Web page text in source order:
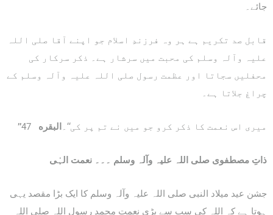
جائے۔
قابل صد تکریم ہے ہر وہ فرزندِ اسلام جو اپنے آقا صلی اللہ
علیہ وآلہ وسلم کی محبت میں سرشار ہے۔ ذکر سرکار کی
محفلیں سجاتا اور عظمت رسول صلی اللہ علیہ وآلہ وسلم کے
چراغ جلاتا ہے۔
’’ میری اس نعمت کا ذکر کرو جو میں نے تم پر کی‘‘۔ البقره
ذاتِ مصطفوی صلی اللہ علیہ وآلہ وسلم ۔۔۔ نعمت الہٰی
ہوتا ہے کہ اللہ کی سب سے بڑی نعمت محمد رسول اللہ صلی اللہ